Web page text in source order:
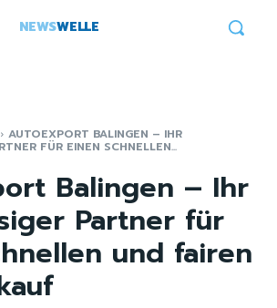
NEWSWELLE
AUTOEXPORT BALINGEN – IHR
FÜR EINEN SCHNELLEN...
Balingen – Ihr
Partner für
und fairen